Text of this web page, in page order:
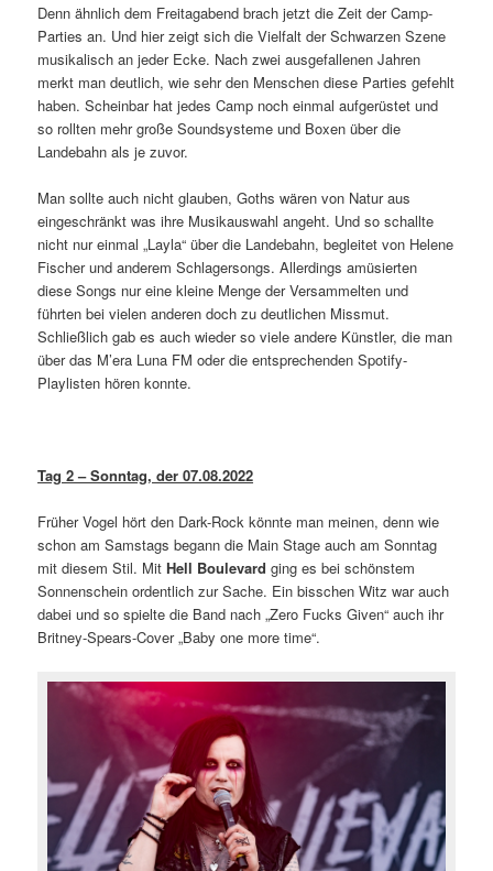
Denn ähnlich dem Freitagabend brach jetzt die Zeit der Camp-
Parties an. Und hier zeigt sich die Vielfalt der Schwarzen Szene
musikalisch an jeder Ecke. Nach zwei ausgefallenen Jahren
merkt man deutlich, wie sehr den Menschen diese Parties gefehlt
haben.Scheinbar hat jedes Camp noch einmal aufgerüstet und
so rollten mehr große Soundsysteme und Boxen über die
Landebahn als je zuvor.
Man sollte auch nicht glauben, Goths wären von Natur aus
eingeschränkt was ihre Musikauswahl angeht. Und so schallte
nicht nur einmal „Layla“ über die Landebahn, begleitet von Helene
Fischer und anderem Schlagersongs. Allerdings amüsierten
diese Songs nur eine kleine Menge der Versammelten und
führten bei vielen anderen doch zu deutlichen Missmut.
Schließlich gab es auch wieder so viele andere Künstler, die man
über das M’era Luna FM oder die entsprechenden Spotify-
Playlisten hören konnte.
Tag 2 – Sonntag, der 07.08.2022
Früher Vogel hört den Dark-Rock könnte man meinen, denn wie
schon am Samstags begann die Main Stage auch am Sonntag
mit diesem Stil. MitHell Boulevard ging es bei schönstem
Sonnenschein ordentlich zur Sache. Ein bisschen Witz war auch
dabei und so spielte die Band nach „Zero Fucks Given“ auch ihr
Britney-Spears-Cover „Baby one more time“.